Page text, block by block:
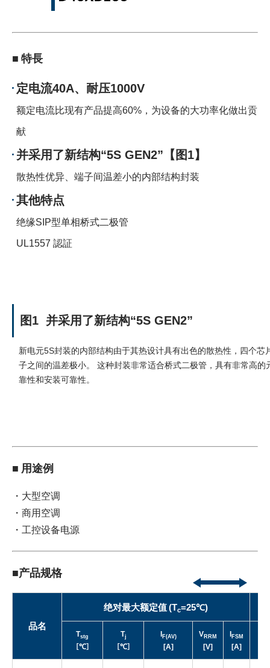
■ 特長
定电流40A、耐压1000V
额定电流比现有产品提高60%，为设备的大功率化做出贡
献
并采用了新结构“5S GEN2”【图1】
散热性优异、端子间温差小的内部结构封装
其他特点
绝缘SIP型单相桥式二极管
UL1557 認証
图1 并采用了新结构“5S GEN2”
新电元5S封装的内部结构由于其热设计具有出色的散热性，四个芯
子之间的温差极小。 这种封装非常适合桥式二极管，具有非常高的
靠性和安装可靠性。
■ 用途例
・大型空调
・商用空调
・工控设备电源
■产品规格
品名
绝对最大额定值(Tc=25℃)
Tstg
［℃］
Tj
［℃］
IF(AV)
[A]
VRRM
[V]
IFSM
[A]